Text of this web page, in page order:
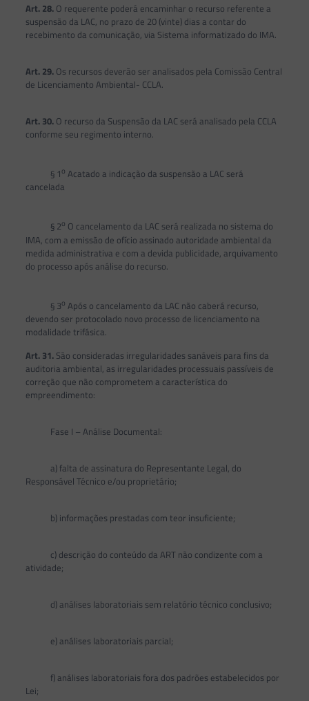
Art. 28.O requerente poderá encaminhar o recurso referente a
suspensão da LAC, no prazo de 20 (vinte) dias a contar do
recebimento da comunicação, via Sistema informatizado do IMA.
Art. 29.Os recursos deverão ser analisados pela Comissão Central
de Licenciamento Ambiental- CCLA.
Art. 30.O recurso da Suspensão da LAC será analisado pela CCLA
conforme seu regimento interno.
§ 1o Acatado a indicação da suspensão a LAC será
cancelada
§ 2o O cancelamento da LAC será realizada no sistema do
IMA, com a emissão de ofício assinado autoridade ambiental da
medida administrativa e com a devida publicidade, arquivamento
do processo após análise do recurso.
§ 3o Após o cancelamento da LAC não caberá recurso,
devendo ser protocolado novo processo de licenciamento na
modalidade trifásica.
Art. 31.São consideradas irregularidades sanáveis para fins da
auditoria ambiental, as irregularidades processuais passíveis de
correção que não comprometem a característica do
empreendimento:
Fase I – Análise Documental:
a) falta de assinatura do Representante Legal, do
Responsável Técnico e/ou proprietário;
b) informações prestadas com teor insuficiente;
c) descrição do conteúdo da ART não condizente com a
atividade;
d) análises laboratoriais sem relatório técnico conclusivo;
e) análises laboratoriais parcial;
f) análises laboratoriais fora dos padrões estabelecidos por
Lei;